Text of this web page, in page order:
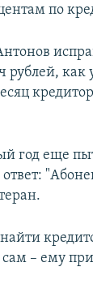
по
рублей, как
год еще
сам – ему